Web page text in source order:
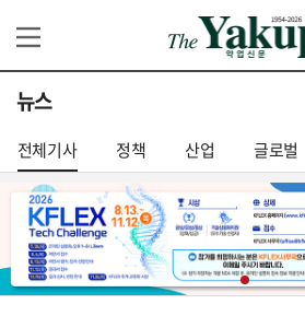
뉴스
전체기사 정책 산업 글로벌